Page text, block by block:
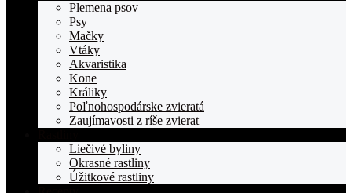
Plemena psov
Psy
Mačky
Vtáky
Akvaristika
Kone
Králiky
Poľnohospodárske zvieratá
Zaujímavosti z ríše zvierat
Liečivé byliny
Okrasné rastliny
Úžitkové rastliny